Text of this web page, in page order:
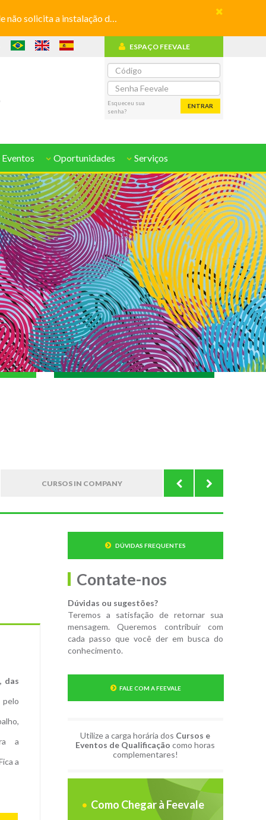
a instalação de aplicativos
ESPAÇO FEEVALE
Esqueceu sua
senha?
ENTRAR
Oportunidades Serviços
CURSOS IN COMPANY CURSOS DE
das
a
a
DÚVIDAS FREQUENTES
Contate-nos
Dúvidas ou sugestões?
Teremos a satisfação de retornar sua
mensagem. Queremos contribuir com
cada passo que você der em busca do
conhecimento.
FALE COM A FEEVALE
Utilize a carga horária dos Cursos e
Eventos de Qualificação como horas
complementares!
Como Chegar à Feevale